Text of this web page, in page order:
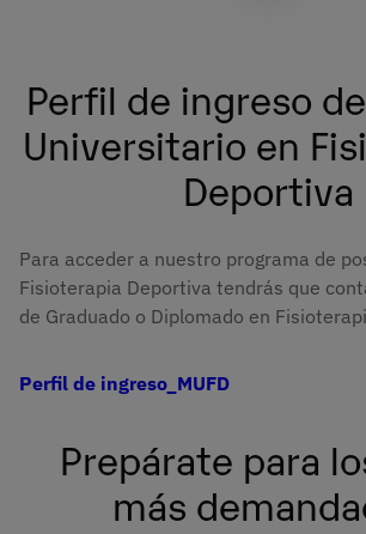
Perfil de ingreso
Universitario en
Deportiva
Para acceder a nuestro programa de
Fisioterapia Deportiva tendrás que
de Graduado o Diplomado en
Perfil de ingreso_MUFD
Prepárate para
más